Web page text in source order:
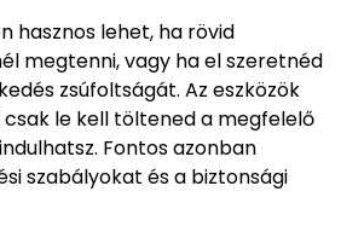
hasznos lehet, ha rövid
megtenni, vagy ha el szeretnéd
zsúfoltságát. Az eszközök
csak le kell töltened a megfelelő
Fontos azonban
szabályokat és a biztonsági